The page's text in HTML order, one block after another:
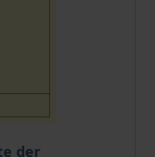
derchosen on the